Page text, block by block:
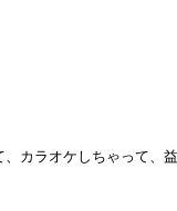
カラオケしちゃって、